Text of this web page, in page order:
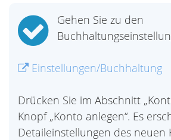
Gehen Sie zu den
Einstellungen/Buchhaltung
Drücken Sie im Abschnitt
Knopf „Konto anlegen“. Es
Detaileinstellungen des neuen